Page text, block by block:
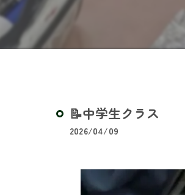
📝中学生クラス
2026/04/09